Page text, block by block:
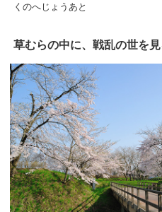
くのへじょうあと
草むらの中に、戦乱の世を見